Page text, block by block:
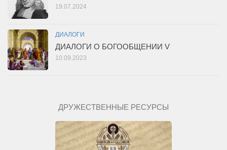
19.07.2024
ДИАЛОГИ
ДИАЛОГИ О БОГООБЩЕНИИ V
10.09.2023
ДРУЖЕСТВЕННЫЕ РЕСУРСЫ